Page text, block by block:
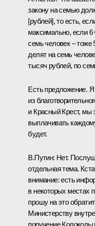
закону на семью
[рублей], то есть,
максимально, если 6
семь человек – тоже
делят на семь
тысяч рублей, по
Есть предложение.
из
и Красный Крест, мы
выплачивать
будет.
В.Путин: Нет.
отдельная тема.
внимание: есть
в некоторых местах
прошу на это
Министерству
поручение